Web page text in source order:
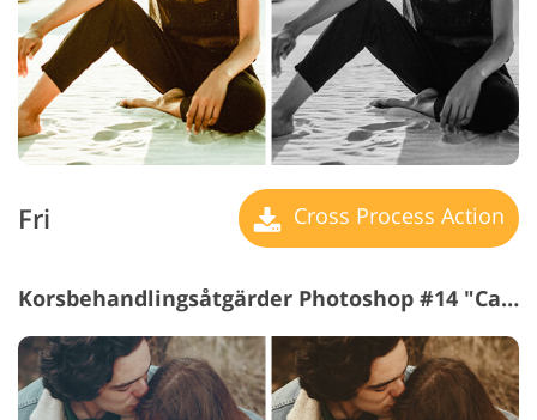
Fri Cross Process Action
Korsbehandlingsåtgärder Photoshop #14 "Cacao"